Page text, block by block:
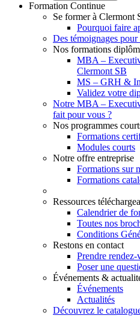
Formation Continue
Se former à Clermont
Pourquoi faire
Des témoignages
Nos formations
MBA –
Clermont SB
MS – GRH &
Validez votre
Notre MBA –
fait pour vous ?
Nos programmes
Formations
Modules courts
Notre offre entreprise
Formations sur
Formations
Ressources
Calendrier de
Toutes nos
Conditions
Restons en contact
Prendre rendez-
Poser une
Événements &
Événements
Actualités
Découvrez le